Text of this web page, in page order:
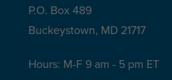
P.O. Box 489
Buckeystown, MD 21717
Hours: M-F 9 am - 5 pm ET